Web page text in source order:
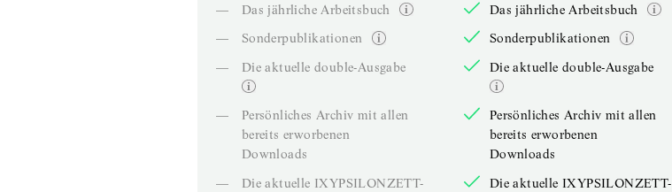
—
Das jährliche Arbeitsbuch
—
Sonderpublikationen
—
Die aktuelle double-Ausgabe
—
Persönliches Archiv mit allen
bereits erworbenen
Downloads
—
Die aktuelle IXYPSILONZETT-
Das jährliche Arbeitsbuch
Sonderpublikationen
Die aktuelle double-Ausgabe
Persönliches Archiv mit allen
bereits erworbenen
Downloads
Die aktuelle IXYPSILONZETT-